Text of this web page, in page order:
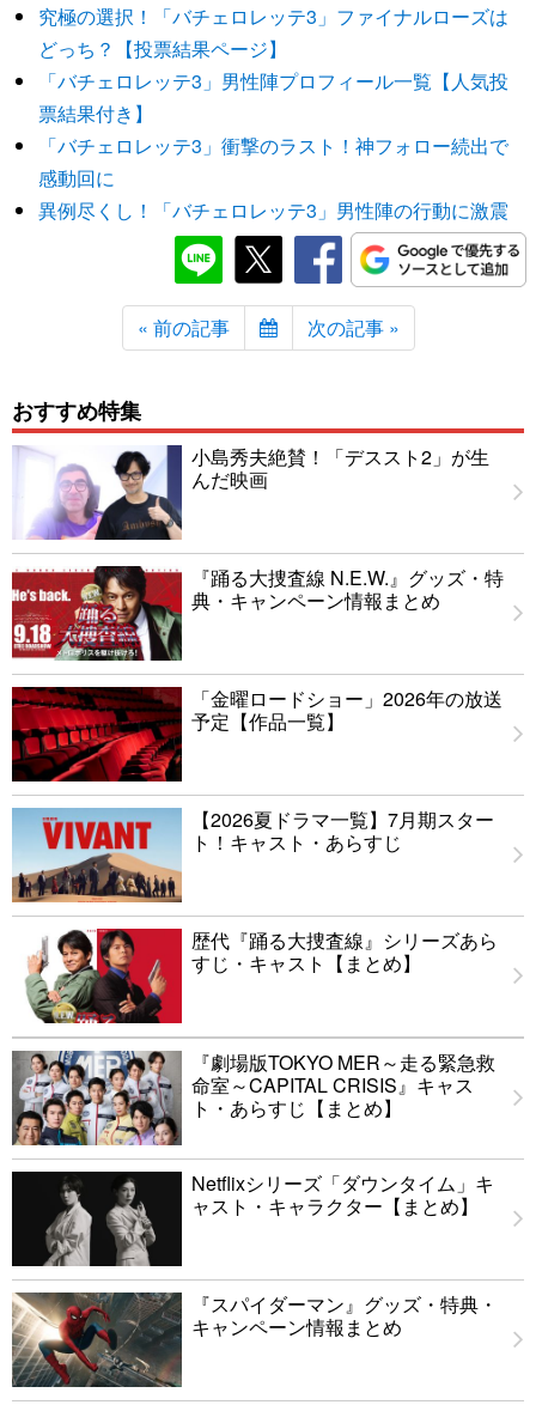
究極の選択！「バチェロレッテ3」ファイナルローズは
どっち？【投票結果ページ】
「バチェロレッテ3」男性陣プロフィール一覧【人気投
票結果付き】
「バチェロレッテ3」衝撃のラスト！神フォロー続出で
感動回に
異例尽くし！「バチェロレッテ3」男性陣の行動に激震
« 前の記事 次の記事 »
おすすめ特集
小島秀夫絶賛！「デススト2」が生
んだ映画
『踊る大捜査線 N.E.W.』グッズ・特
典・キャンペーン情報まとめ
「金曜ロードショー」2026年の放送
予定【作品一覧】
【2026夏ドラマ一覧】7月期スター
ト！キャスト・あらすじ
歴代『踊る大捜査線』シリーズあら
すじ・キャスト【まとめ】
『劇場版TOKYO MER～走る緊急救
命室～CAPITAL CRISIS』キャス
ト・あらすじ【まとめ】
Netflixシリーズ「ダウンタイム」キ
ャスト・キャラクター【まとめ】
『スパイダーマン』グッズ・特典・
キャンペーン情報まとめ